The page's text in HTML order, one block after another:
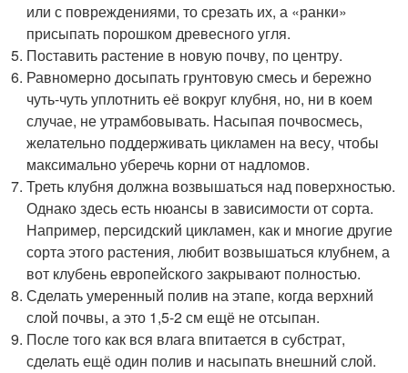
или с повреждениями, то срезать их, а «ранки»
присыпать порошком древесного угля.
Поставить растение в новую почву, по центру.
Равномерно досыпать грунтовую смесь и бережно
чуть-чуть уплотнить её вокруг клубня, но, ни в коем
случае, не утрамбовывать. Насыпая почвосмесь,
желательно поддерживать цикламен на весу, чтобы
максимально уберечь корни от надломов.
Треть клубня должна возвышаться над поверхностью.
Однако здесь есть нюансы в зависимости от сорта.
Например, персидский цикламен, как и многие другие
сорта этого растения, любит возвышаться клубнем, а
вот клубень европейского закрывают полностью.
Сделать умеренный полив на этапе, когда верхний
слой почвы, а это 1,5-2 см ещё не отсыпан.
После того как вся влага впитается в субстрат,
сделать ещё один полив и насыпать внешний слой.